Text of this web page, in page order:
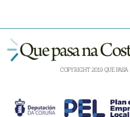
COPYRIGHT 2019 QUE